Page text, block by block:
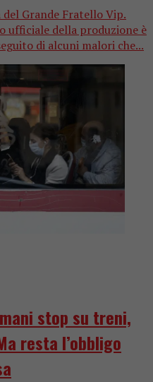
Grande Fratello Vip.
ufficiale della produzione è
di alcuni malori che...
stop su treni,
resta l’obbligo